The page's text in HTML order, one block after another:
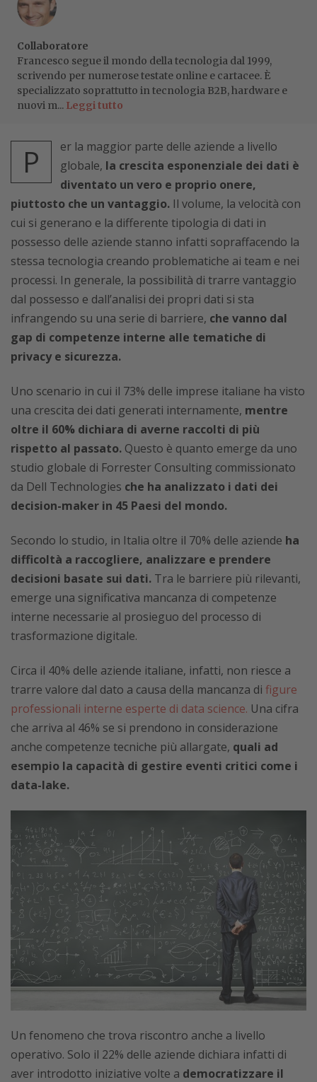
Collaboratore
Francesco segue il mondo della tecnologia dal 1999,
scrivendo per numerose testate online e cartacee. È
specializzato soprattutto in tecnologia B2B, hardware e
nuovi m... Leggi tutto
P
er la maggior parte delle aziende a livello
globale, la crescita esponenziale dei dati è
diventato un vero e proprio onere,
piuttosto che un vantaggio. Il volume, la velocità con
cui si generano e la differente tipologia di dati in
possesso delle aziende stanno infatti sopraffacendo la
stessa tecnologia creando problematiche ai team e nei
processi. In generale, la possibilità di trarre vantaggio
dal possesso e dall’analisi dei propri dati si sta
infrangendo su una serie di barriere, che vanno dal
gap di competenze interne alle tematiche di
privacy e sicurezza.
Uno scenario in cui il 73% delle imprese italiane ha visto
una crescita dei dati generati internamente, mentre
oltre il 60% dichiara di averne raccolti di più
rispetto al passato. Questo è quanto emerge da uno
studio globale di Forrester Consulting commissionato
da Dell Technologies che ha analizzato i dati dei
decision-maker in 45 Paesi del mondo.
Secondo lo studio, in Italia oltre il 70% delle aziende ha
difficoltà a raccogliere, analizzare e prendere
decisioni basate sui dati. Tra le barriere più rilevanti,
emerge una significativa mancanza di competenze
interne necessarie al prosieguo del processo di
trasformazione digitale.
Circa il 40% delle aziende italiane, infatti, non riesce a
trarre valore dal dato a causa della mancanza di figure
professionali interne esperte di data science. Una cifra
che arriva al 46% se si prendono in considerazione
anche competenze tecniche più allargate, quali ad
esempio la capacità di gestire eventi critici come i
data-lake.
Un fenomeno che trova riscontro anche a livello
operativo. Solo il 22% delle aziende dichiara infatti di
aver introdotto iniziative volte a democratizzare il